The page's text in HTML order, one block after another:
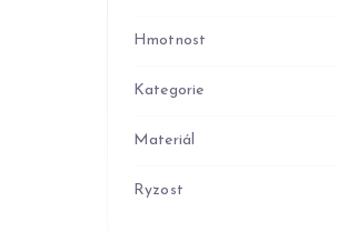
Hmotnost
Kategorie
Materiál
Ryzost